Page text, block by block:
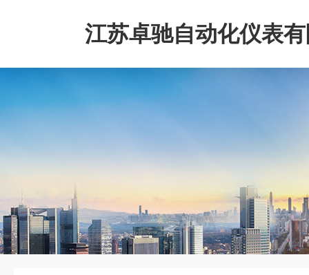
江苏卓驰自动化仪表